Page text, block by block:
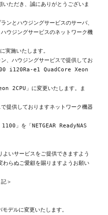
ただき、誠にありがとうございま
とハウジングサービスのサーバ、
ジングサービスのネットワーク機
実施いたします。
、ハウジングサービスで提供してお
i120Ra-e1 QuadCore Xeon
」に変更いたします。ま
供しておりますネットワーク機器
」を「NETGEAR ReadyNAS
いサービスをご提供できますよう
らぬご愛顧を賜りますようお願い
デルに変更いたします。